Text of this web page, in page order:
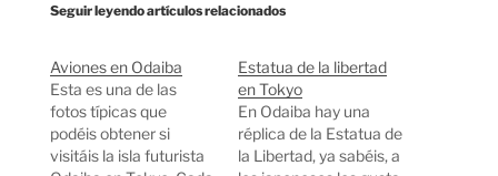
Seguir leyendo artículos relacionados
Aviones en Odaiba
Esta es una de las
fotos típicas que
podéis obtener si
visitáis la isla futurista
Estatua de la libertad
en Tokyo
En Odaiba hay una
réplica de la Estatua de
la Libertad, ya sabéis, a